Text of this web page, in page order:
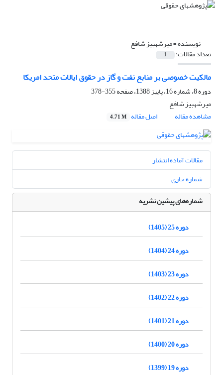
نویسنده =میرشهبیز شافع
تعداد مقالات: 1
مالکیت خصوصی بر منابع نفت و گاز در حقوق ایالات متحد امریکا
دوره 8، شماره 16، پاییز 1388، صفحه
355-378
میرشهبیز شافع
مشاهده مقاله
اصل مقاله 4.71 M
مقالات آماده انتشار
شماره جاری
شماره‌های پیشین نشریه
دوره 25 (1405)
دوره 24 (1404)
دوره 23 (1403)
دوره 22 (1402)
دوره 21 (1401)
دوره 20 (1400)
دوره 19 (1399)